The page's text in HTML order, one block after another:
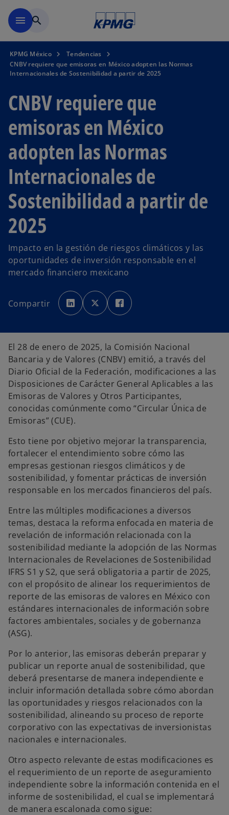
menu search
KPMG México
Tendencias
CNBV requiere que emisoras en México adopten las Normas
Internacionales de Sostenibilidad a partir de 2025
CNBV requiere que
emisoras en México
adopten las Normas
Internacionales de
Sostenibilidad a partir de
2025
Impacto en la gestión de riesgos climáticos y las
oportunidades de inversión responsable en el
mercado financiero mexicano
Compartir e
a
b
u
n
p
e
s
t
a
a
u
e
a
b
n
a
p
s
a
a
u
e
a
u
n
p
s
a
a
n
u
El 28 de enero de 2025, la Comisión Nacional
Bancaria y de Valores (CNBV) emitió, a través del
Diario Oficial de la Federación, modificaciones a las
Disposiciones de Carácter General Aplicables a las
Emisoras de Valores y Otros Participantes,
conocidas comúnmente como “Circular Única de
Emisoras” (CUE).
Esto tiene por objetivo mejorar la transparencia,
fortalecer el entendimiento sobre cómo las
empresas gestionan riesgos climáticos y de
sostenibilidad, y fomentar prácticas de inversión
responsable en los mercados financieros del país.
Entre las múltiples modificaciones a diversos
temas, destaca la reforma enfocada en materia de
revelación de información relacionada con la
sostenibilidad mediante la adopción de las Normas
Internacionales de Revelaciones de Sostenibilidad
IFRS S1 y S2, que será obligatoria a partir de 2025,
con el propósito de alinear los requerimientos de
reporte de las emisoras de valores en México con
estándares internacionales de información sobre
factores ambientales, sociales y de gobernanza
(ASG).
Por lo anterior, las emisoras deberán preparar y
publicar un reporte anual de sostenibilidad, que
deberá presentarse de manera independiente e
incluir información detallada sobre cómo abordan
las oportunidades y riesgos relacionados con la
sostenibilidad, alineando su proceso de reporte
corporativo con las expectativas de inversionistas
nacionales e internacionales.
Otro aspecto relevante de estas modificaciones es
el requerimiento de un reporte de aseguramiento
independiente sobre la información contenida en el
informe de sostenibilidad, el cual se implementará
de manera escalonada como sigue: